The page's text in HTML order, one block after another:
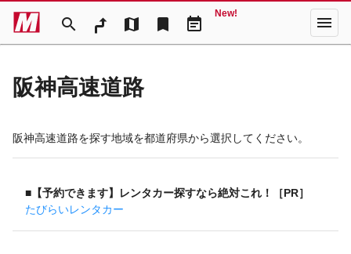
search map bookmark event_note
New! menu
阪神高速道路
阪神高速道路を探す地域を都道府県から選択してください。
■【予約できます】レンタカー探すなら絶対これ！［PR］
たびらいレンタカー